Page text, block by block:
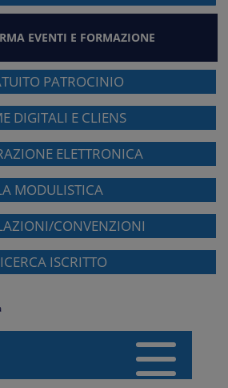
EVENTI E FORMAZIONE
PATROCINIO
DIGITALI E CLIENS
ELETTRONICA
MODULISTICA
CONVENZIONI
ISCRITTO